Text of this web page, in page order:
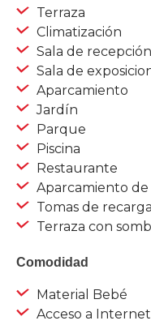
Terraza
Climatización
Sala de recepción
Sala de
Aparcamiento
Jardín
Parque
Piscina
Restaurante
Aparcamiento
Tomas de
Terraza con
Comodidad
Material Bebé
Acceso a